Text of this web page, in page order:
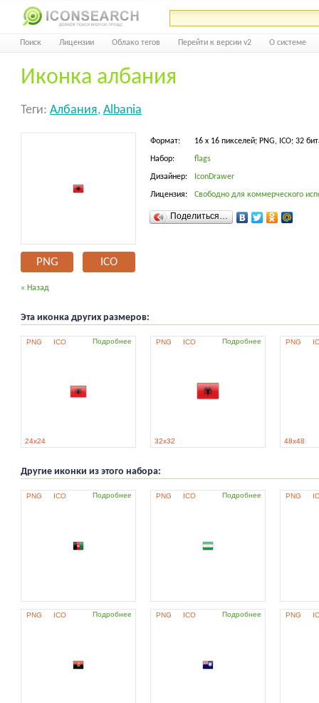
Поиск Лицензии Облако тегов Перейти к версии v2 О системе
Иконка албания
Теги: Албания, Albania
PNG ICO
Формат: 16 x 16 пикселей; PNG, ICO; 32
Набор: flags
Дизайнер: IconDrawer
Лицензия: Свободно для коммерческого
Поделиться…
« Назад
Эта иконка других размеров:
PNG ICO Подробнее
24x24
PNG ICO Подробнее
32x32
PNG
48x48
Другие иконки из этого набора:
PNG ICO Подробнее PNG ICO Подробнее PNG
PNG ICO Подробнее PNG ICO Подробнее PNG